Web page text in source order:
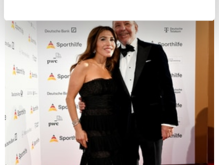
bestimmten Merkmalen (Fingerprinting) identifizieren
Erfahren Sie mehr darüber, wie Ihre persönlichen Daten
verarbeitet werden, und legen Sie Ihre Präferenzen im
Abschnitt Einzelheiten fest.
Wir verwenden Cookies, um Inhalte und Anzeigen zu
personalisieren, Funktionen für soziale Medien anbieten
zu können und die Zugriffe auf unsere Website zu
analysieren. Außerdem geben wir Informationen zu Ihrer
Verwendung unserer Website an unsere Partner für
soziale Medien, Werbung und Analysen weiter. Unsere
Partner führen diese Informationen möglicherweise mit